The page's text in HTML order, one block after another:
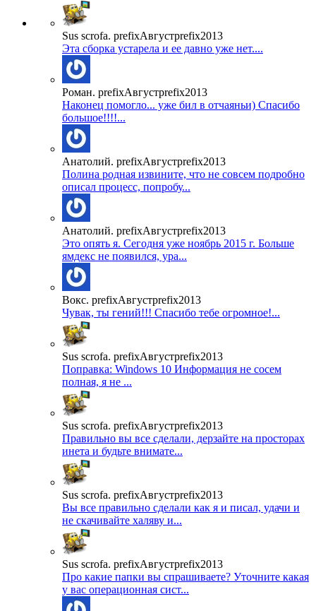
Sus scrofa. prefixАвгустprefix2013
Эта сборка устарела и ее давно уже нет....
Роман. prefixАвгустprefix2013
Наконец помогло... уже бил в отчаяньи) Спасибо
большое!!!!...
Анатолий. prefixАвгустprefix2013
Полина родная извините, что не совсем подробно
описал процесс, попробу...
Анатолий. prefixАвгустprefix2013
Это опять я. Сегодня уже ноябрь 2015 г. Больше
ямдекс не появился, ура...
Вокс. prefixАвгустprefix2013
Чувак, ты гений!!! Спасибо тебе огромное!...
Sus scrofa. prefixАвгустprefix2013
Поправка: Windows 10 Информация не сосем
полная, я не ...
Sus scrofa. prefixАвгустprefix2013
Правильно вы все сделали, дерзайте на просторах
инета и будьте внимате...
Sus scrofa. prefixАвгустprefix2013
Вы все правильно сделали как я и писал, удачи и
не скачивайте халяву и...
Sus scrofa. prefixАвгустprefix2013
Про какие папки вы спрашиваете? Уточните какая
у вас операционная сист...